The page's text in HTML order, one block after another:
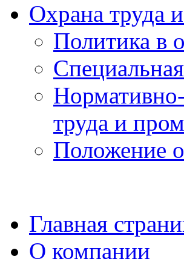
Охрана труда
Политика в
труда и
Положение
Главная
О компании